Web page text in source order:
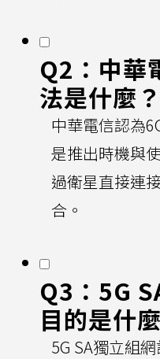
Q2：中華
法是什麼？
中華電信認為
是推出時機與
過衛星直接連
合。
Q3：5G
目的是什
5G SA獨立組